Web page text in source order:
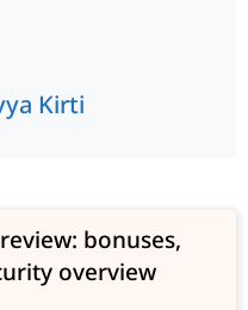
Kirti
bonuses,
overview